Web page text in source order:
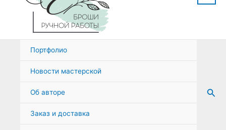
Портфолио
Новости мастерской
Об авторе
Заказ и доставка